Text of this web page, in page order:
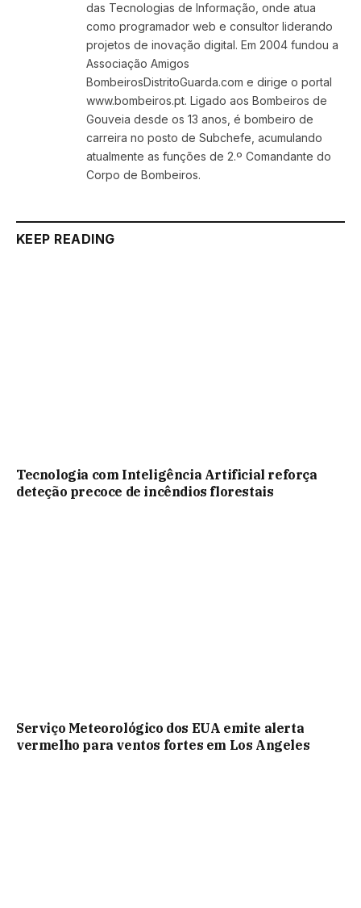
das Tecnologias de Informação, onde atua
como programador web e consultor liderando
projetos de inovação digital. Em 2004 fundou a
Associação Amigos
BombeirosDistritoGuarda.com e dirige o portal
www.bombeiros.pt. Ligado aos Bombeiros de
Gouveia desde os 13 anos, é bombeiro de
carreira no posto de Subchefe, acumulando
atualmente as funções de 2.º Comandante do
Corpo de Bombeiros.
KEEP READING
Tecnologia com Inteligência Artificial reforça
deteção precoce de incêndios florestais
Serviço Meteorológico dos EUA emite alerta
vermelho para ventos fortes em Los Angeles